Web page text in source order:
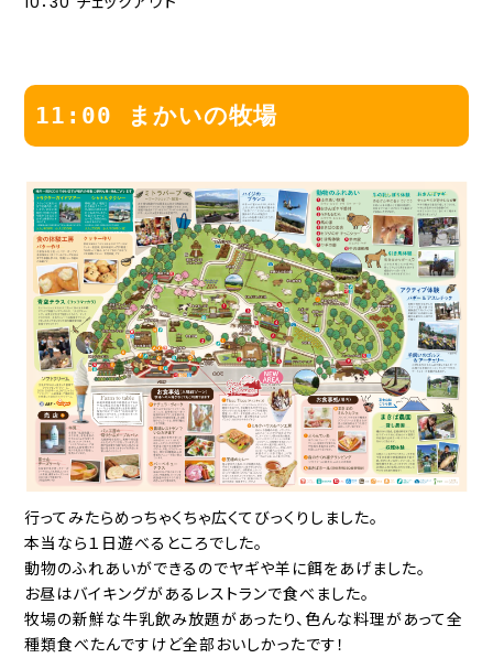
11:00 まかいの牧場
行ってみたらめっちゃくちゃ広くてびっくりしました。
本当なら１日遊べるところでした。
動物のふれあいができるのでヤギや羊に餌をあげました。
お昼はバイキングがあるレストランで食べました。
牧場の新鮮な牛乳飲み放題があったり、色んな料理があって全
種類食べたんですけど全部おいしかったです！